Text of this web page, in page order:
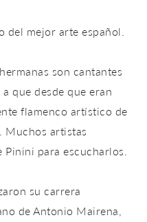
del mejor arte español.
son cantantes
que desde que eran
flamenco artístico de
Muchos artistas
Pinini para escucharlos.
su carrera
de Antonio Mairena,